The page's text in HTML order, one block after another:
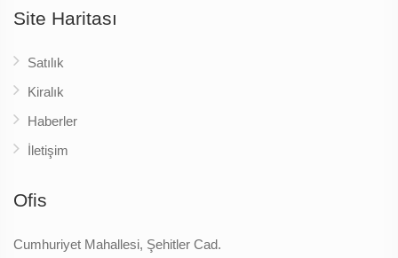
Site Haritası
Satılık
Kiralık
Haberler
İletişim
Ofis
Cumhuriyet Mahallesi, Şehitler Cad.